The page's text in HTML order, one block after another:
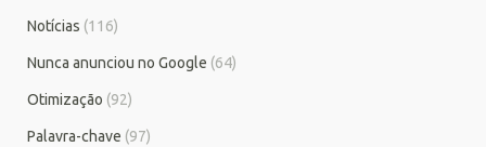
Notícias (116)
Nunca anunciou no Google (64)
Otimização (92)
Palavra-chave (97)